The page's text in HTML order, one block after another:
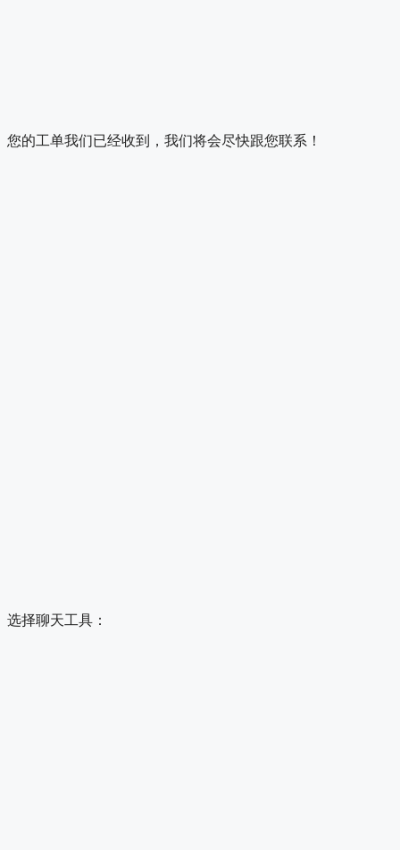
您的工单我们已经收到，我们将会尽快跟您联系！
选择聊天工具：